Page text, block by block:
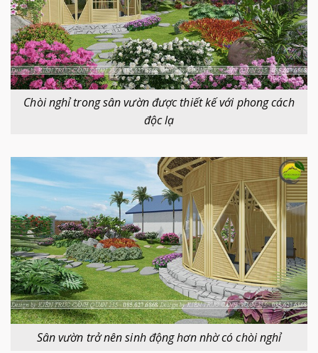
Chòi nghỉ trong sân vườn được thiết kế với phong cách
độc lạ
Sân vườn trở nên sinh động hơn nhờ có chòi nghỉ